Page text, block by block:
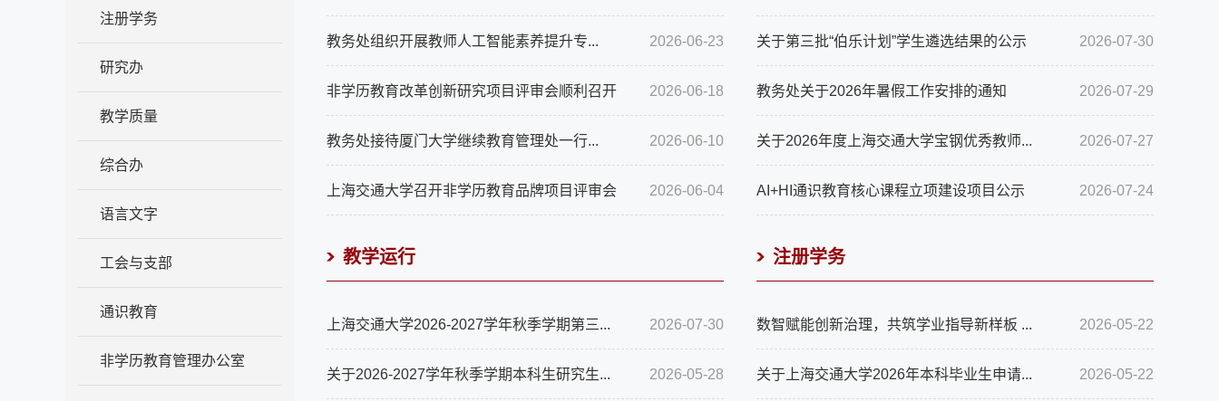
注册学务
研究办
教学质量
综合办
语言文字
工会与支部
通识教育
非学历教育管理办公室
2026-06-23
教务处组织开展教师人工智能素养提升专...
2026-06-18
非学历教育改革创新研究项目评审会顺利召开
2026-06-10
教务处接待厦门大学继续教育管理处一行...
2026-06-04
上海交通大学召开非学历教育品牌项目评审会
2026-07-30
关于第三批“伯乐计划”学生遴选结果的公示
2026-07-29
教务处关于2026年暑假工作安排的通知
2026-07-27
关于2026年度上海交通大学宝钢优秀教师...
2026-07-24
AI+HI通识教育核心课程立项建设项目公示
教学运行
2026-07-30
上海交通大学2026-2027学年秋季学期第三...
2026-05-28
关于2026-2027学年秋季学期本科生研究生...
注册学务
2026-05-22
数智赋能创新治理，共筑学业指导新样板 ...
2026-05-22
关于上海交通大学2026年本科毕业生申请...